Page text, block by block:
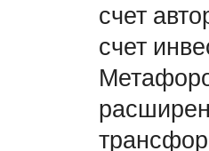
счет
счет